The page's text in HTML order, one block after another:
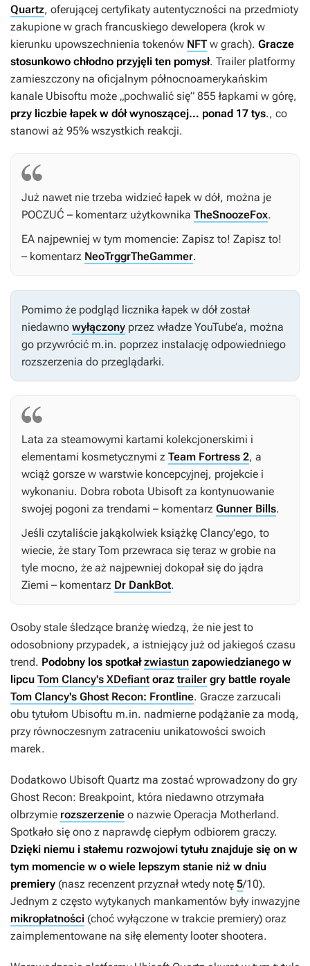
Quartz, oferującej certyfikaty autentyczności na przedmioty
zakupione w grach francuskiego dewelopera (krok w
kierunku upowszechnienia tokenów NFTw grach). Gracze
stosunkowo chłodno przyjęli ten pomysł. Trailer platformy
zamieszczony na oficjalnym północnoamerykańskim
kanale Ubisoftu może „pochwalić się” 855 łapkami w górę,
przy liczbie łapek w dół wynoszącej… ponad 17 tys., co
stanowi aż 95% wszystkich reakcji.
Już nawet nie trzeba widzieć łapek w dół, można je
POCZUĆ – komentarz użytkownika TheSnoozeFox.
EA najpewniej w tym momencie: Zapisz to! Zapisz to!
– komentarz NeoTrggrTheGammer.
Pomimo że podgląd licznika łapek w dół został
niedawno wyłączony przez władze YouTube’a, można
go przywrócić m.in. poprzez instalację odpowiedniego
rozszerzenia do przeglądarki.
Lata za steamowymi kartami kolekcjonerskimi i
elementami kosmetycznymi z Team Fortress 2, a
wciąż gorsze w warstwie koncepcyjnej, projekcie i
wykonaniu. Dobra robota Ubisoft za kontynuowanie
swojej pogoni za trendami – komentarz Gunner Bills.
Jeśli czytaliście jakąkolwiek książkę Clancy'ego, to
wiecie, że stary Tom przewraca się teraz w grobie na
tyle mocno, że aż najpewniej dokopał się do jądra
Ziemi – komentarz Dr DankBot.
Osoby stale śledzące branżę wiedzą, że nie jest to
odosobniony przypadek, a istniejący już od jakiegoś czasu
trend. Podobny los spotkał zwiastun zapowiedzianego w
lipcu Tom Clancy's XDefiant oraz trailer gry battle royale
Tom Clancy's Ghost Recon: Frontline. Gracze zarzucali
obu tytułom Ubisoftu m.in. nadmierne podążanie za modą,
przy równoczesnym zatraceniu unikatowości swoich
marek.
Dodatkowo Ubisoft Quartz ma zostać wprowadzony do gry
Ghost Recon: Breakpoint, która niedawno otrzymała
olbrzymie rozszerzenie o nazwie Operacja Motherland.
Spotkało się ono z naprawdę ciepłym odbiorem graczy.
Dzięki niemu i stałemu rozwojowi tytułu znajduje się on w
tym momencie w o wiele lepszym stanie niż w dniu
premiery (nasz recenzent przyznał wtedy notę 5/10).
Jednym z często wytykanych mankamentów były inwazyjne
mikropłatności (choć wyłączone w trakcie premiery) oraz
zaimplementowane na siłę elementy looter shootera.